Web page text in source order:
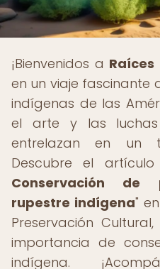
¡Bienvenidos a
en un viaje fascinante
indígenas de las
el arte y las luchas
entrelazan en un
Descubre el
Conservación
rupestre indígena"
Preservación
importancia de
indígena.